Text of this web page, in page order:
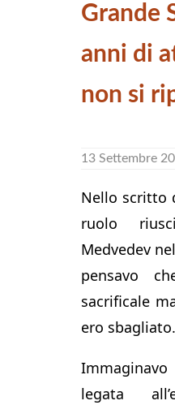
Grande
anni di
non si
13 Settembre
Nello scritto
ruolo
Medvedev
pensavo
sacrificale
ero sbagliato.
legata